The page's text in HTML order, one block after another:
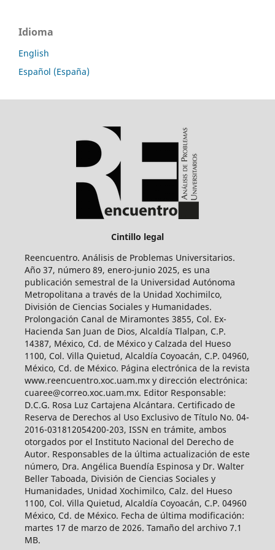
Idioma
English
Español (España)
Cintillo legal
Reencuentro. Análisis de Problemas Universitarios.
Año 37, número 89, enero-junio 2025, es una
publicación semestral de la Universidad Autónoma
Metropolitana a través de la Unidad Xochimilco,
División de Ciencias Sociales y Humanidades.
Prolongación Canal de Miramontes 3855, Col. Ex-
Hacienda San Juan de Dios, Alcaldía Tlalpan, C.P.
14387, México, Cd. de México y Calzada del Hueso
1100, Col. Villa Quietud, Alcaldía Coyoacán, C.P. 04960,
México, Cd. de México. Página electrónica de la revista
www.reencuentro.xoc.uam.mx y dirección electrónica:
cuaree@correo.xoc.uam.mx. Editor Responsable:
D.C.G. Rosa Luz Cartajena Alcántara. Certificado de
Reserva de Derechos al Uso Exclusivo de Título No. 04-
2016-031812054200-203, ISSN en trámite, ambos
otorgados por el Instituto Nacional del Derecho de
Autor. Responsables de la última actualización de este
número, Dra. Angélica Buendía Espinosa y Dr. Walter
Beller Taboada, División de Ciencias Sociales y
Humanidades, Unidad Xochimilco, Calz. del Hueso
1100, Col. Villa Quietud, Alcaldía Coyoacán, C.P. 04960
México, Cd. de México. Fecha de última modificación:
martes 17 de marzo de 2026. Tamaño del archivo 7.1
MB.